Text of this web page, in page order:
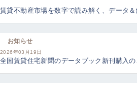
賃貸不動産市場を数字で読み解く、データ
お知らせ
2026年03月19日
全国賃貸住宅新聞のデータブック新刊購入の